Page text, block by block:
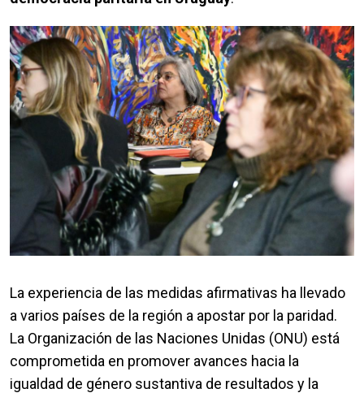
La experiencia de las medidas afirmativas ha llevado
a varios países de la región a apostar por la paridad.
La Organización de las Naciones Unidas (ONU) está
comprometida en promover avances hacia la
igualdad de género sustantiva de resultados y la